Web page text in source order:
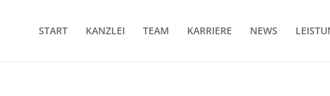
START KANZLEI TEAM KARRIERE NEWS